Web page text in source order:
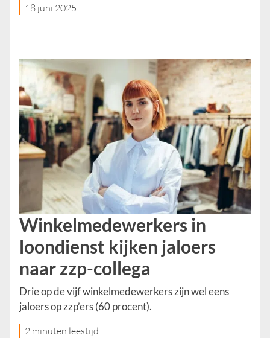
18 juni 2025
Winkelmedewerkers in
loondienst kijken jaloers
naar zzp-collega
Drie op de vijf winkelmedewerkers zijn wel eens
jaloers op zzp’ers (60 procent).
2 minuten leestijd